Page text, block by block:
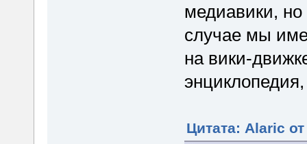
медиавики,
случае мы
на вики-
Цитата: Alaric